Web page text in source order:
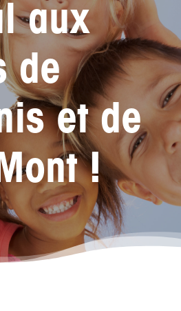
aux
de
et de
!